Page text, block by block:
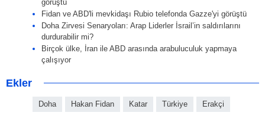
görüştü
Fidan ve ABD'li mevkidaşı Rubio telefonda Gazze'yi görüştü
Doha Zirvesi Senaryoları: Arap Liderler İsrail’in saldırılarını
durdurabilir mi?
Birçok ülke, İran ile ABD arasında arabuluculuk yapmaya
çalışıyor
Ekler
Doha Hakan Fidan Katar Türkiye Erakçi